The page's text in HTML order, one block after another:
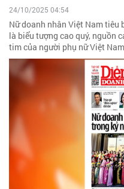
24/10/2025 04:54
Nữ doanh nhân Việt Nam tiêu
là biểu tượng cao quý, nguồn
tim của người phụ nữ Việt